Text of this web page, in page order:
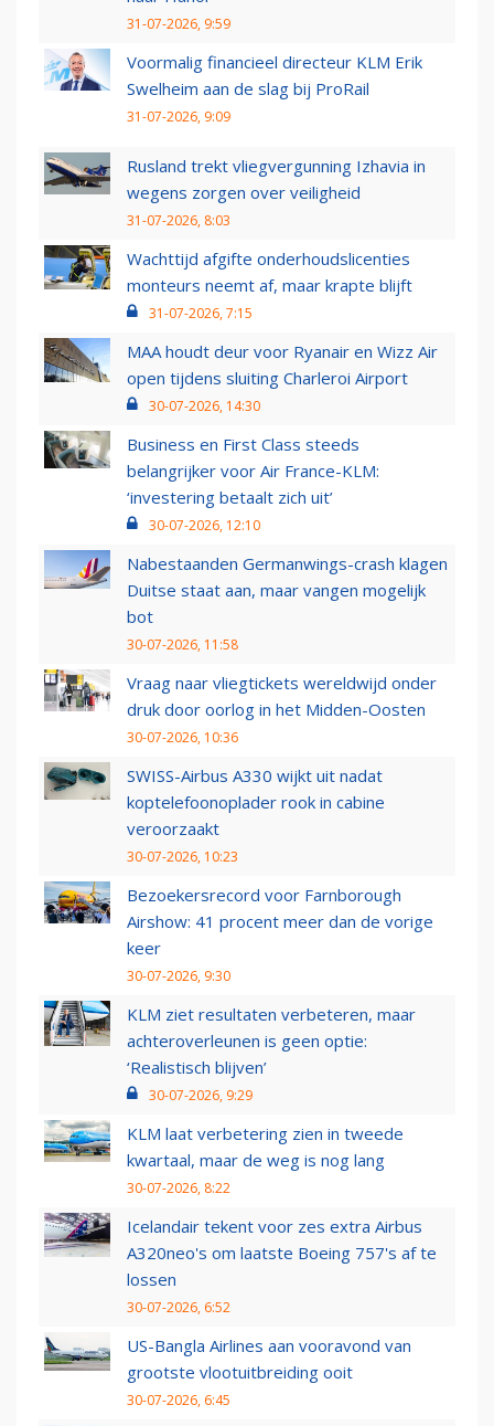
31-07-2026, 9:59
Voormalig financieel directeur KLM Erik
Swelheim aan de slag bij ProRail
31-07-2026, 9:09
Rusland trekt vliegvergunning Izhavia in
wegens zorgen over veiligheid
31-07-2026, 8:03
Wachttijd afgifte onderhoudslicenties
monteurs neemt af, maar krapte blijft
31-07-2026, 7:15
MAA houdt deur voor Ryanair en Wizz Air
open tijdens sluiting Charleroi Airport
30-07-2026, 14:30
Business en First Class steeds
belangrijker voor Air France-KLM:
‘investering betaalt zich uit’
30-07-2026, 12:10
Nabestaanden Germanwings-crash klagen
Duitse staat aan, maar vangen mogelijk
bot
30-07-2026, 11:58
Vraag naar vliegtickets wereldwijd onder
druk door oorlog in het Midden-Oosten
30-07-2026, 10:36
SWISS-Airbus A330 wijkt uit nadat
koptelefoonoplader rook in cabine
veroorzaakt
30-07-2026, 10:23
Bezoekersrecord voor Farnborough
Airshow: 41 procent meer dan de vorige
keer
30-07-2026, 9:30
KLM ziet resultaten verbeteren, maar
achteroverleunen is geen optie:
‘Realistisch blijven’
30-07-2026, 9:29
KLM laat verbetering zien in tweede
kwartaal, maar de weg is nog lang
30-07-2026, 8:22
Icelandair tekent voor zes extra Airbus
A320neo's om laatste Boeing 757's af te
lossen
30-07-2026, 6:52
US-Bangla Airlines aan vooravond van
grootste vlootuitbreiding ooit
30-07-2026, 6:45